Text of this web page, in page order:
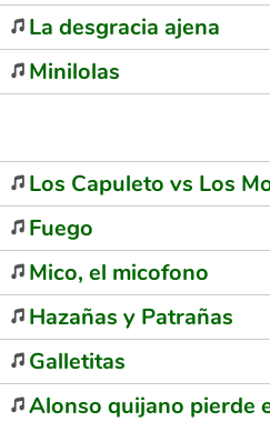
La desgracia ajena
Minilolas
Los Capuleto vs Los
Fuego
Mico, el micofono
Hazañas y Patrañas
Galletitas
Alonso quijano pierde